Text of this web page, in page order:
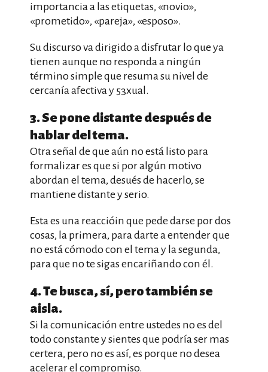
importancia a las etiquetas, «novio»,
«prometido», «pareja», «esposo».
Su discurso va dirigido a disfrutar lo que ya
tienen aunque no responda a ningún
término simple que resuma su nivel de
cercanía afectiva y 53xual.
3. Se pone distante después de
hablar del tema.
Otra señal de que aún no está listo para
formalizar es que si por algún motivo
abordan el tema, desués de hacerlo, se
mantiene distante y serio.
Esta es una reaccióin que pede darse por dos
cosas, la primera, para darte a entender que
no está cómodo con el tema y la segunda,
para que no te sigas encariñando con él.
4. Te busca, sí, pero también se
aisla.
Si la comunicación entre ustedes no es del
todo constante y sientes que podría ser mas
certera, pero no es así, es porque no desea
acelerar el compromiso.